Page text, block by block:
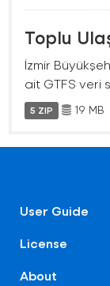
Toplu
İzmir
ait GTFS veri
5 ZIP 19 MB
User Guide
License
About